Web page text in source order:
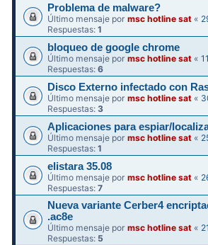
Problema de malware?
Último mensaje pormsc hotline sat «
Respuestas:1
bloqueo de google chrome
Último mensaje pormsc hotline sat «
Respuestas:6
Disco Externo infectado con
Último mensaje pormsc hotline sat «
Respuestas:3
Aplicaciones para espiar/
Último mensaje pormsc hotline sat «
Respuestas:1
elistara 35.08
Último mensaje pormsc hotline sat «
Respuestas:7
Nueva variante Cerber4
.ac8e
Último mensaje pormsc hotline sat «
Respuestas: 5